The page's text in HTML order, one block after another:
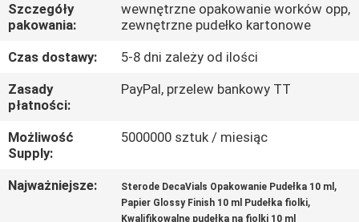
SKONTAKTUJ
SIĘ
Z
NAMI
AKTUALNOŚCI
Szczegóły
pakowania:
wewnętrzne opakowanie worków opp,
zewnętrzne pudełko kartonowe
Czas dostawy:
5-8 dni zależy od ilości
Zasady
płatności:
PayPal, przelew bankowy TT
Możliwość
Supply:
5000000 sztuk / miesiąc
Najważniejsze: Sterode DecaVials Opakowanie Pudełka 10 ml ,
Papier Glossy Finish 10 ml Pudełka fiolki,
Kwalifikowalne pudełka na fiolki 10 ml